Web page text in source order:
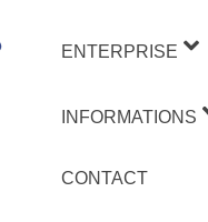
ENTERPRISE
INFORMATIONS
CONTACT